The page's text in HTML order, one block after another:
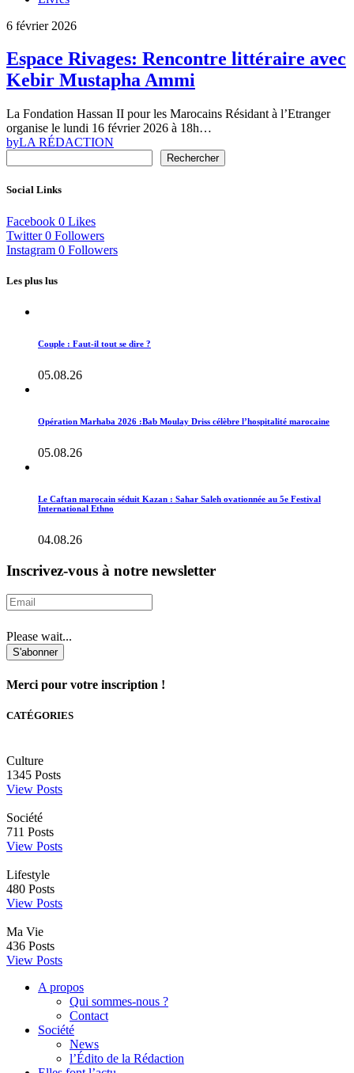
6 février 2026
Espace Rivages: Rencontre littéraire avec
Kebir Mustapha Ammi
La Fondation Hassan II pour les Marocains Résidant à l’Etranger
organise le lundi 16 février 2026 à 18h…
byLA RÉDACTION
Rechercher
Social Links
Facebook 0 Likes
Twitter 0 Followers
Instagram 0 Followers
Les plus lus
Couple : Faut-il tout se dire ?
05.08.26
Opération Marhaba 2026 :Bab Moulay Driss célèbre l’hospitalité marocaine
05.08.26
Le Caftan marocain séduit Kazan : Sahar Saleh ovationnée au 5e Festival
International Ethno
04.08.26
Inscrivez-vous à notre newsletter
Please wait...
S'abonner
Merci pour votre inscription !
CATÉGORIES
Culture
1345 Posts
View Posts
Société
711 Posts
View Posts
Lifestyle
480 Posts
View Posts
Ma Vie
436 Posts
View Posts
A propos
Qui sommes-nous ?
Contact
Société
News
l’Édito de la Rédaction